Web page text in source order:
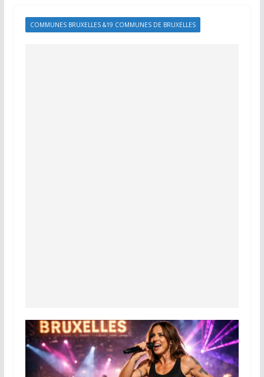
COMMUNES BRUXELLES &19 COMMUNES DE BRUXELLES